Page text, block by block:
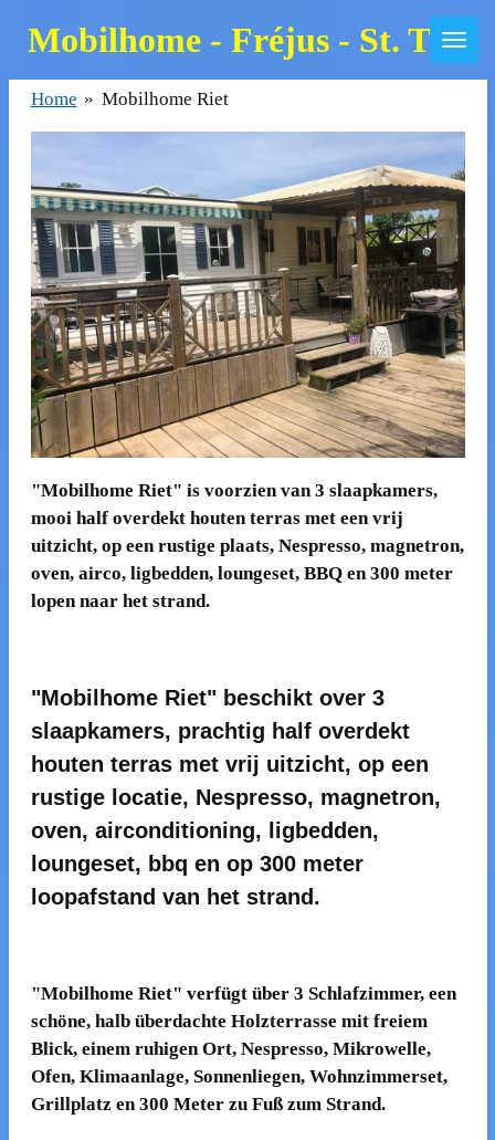
Skip
main
content
Mobilhome - Fréjus - St.
Home » Mobilhome Riet
"Mobilhome Riet" is voorzien van 3 slaapkamers,
mooi half overdekt houten terras met een vrij
uitzicht, op een rustige plaats, Nespresso, magnetron,
oven, airco, ligbedden, loungeset, BBQ en 300 meter
lopen naar het strand.
"Mobilhome Riet" beschikt over 3
slaapkamers, prachtig half overdekt
houten terras met vrij uitzicht, op een
rustige locatie, Nespresso, magnetron,
oven, airconditioning, ligbedden,
loungeset, bbq en op 300 meter
loopafstand van het strand.
"Mobilhome Riet" verfügt über 3 Schlafzimmer, een
schöne, halb überdachte Holzterrasse mit freiem
Blick, einem ruhigen Ort, Nespresso, Mikrowelle,
Ofen, Klimaanlage, Sonnenliegen, Wohnzimmerset,
Grillplatz en 300 Meter zu Fuß zum Strand.